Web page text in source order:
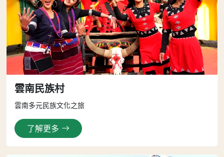
雲南民族村
雲南多元民族文化之旅
了解更多